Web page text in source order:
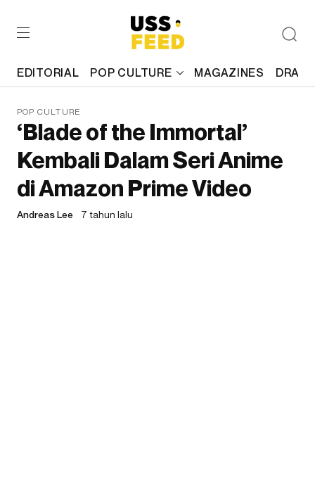
EDITORIAL POP CULTURE MAGAZINES
POP CULTURE
‘Blade of the Immortal’
Kembali Dalam Seri Anime
di Amazon Prime Video
Andreas Lee 7 tahun lalu